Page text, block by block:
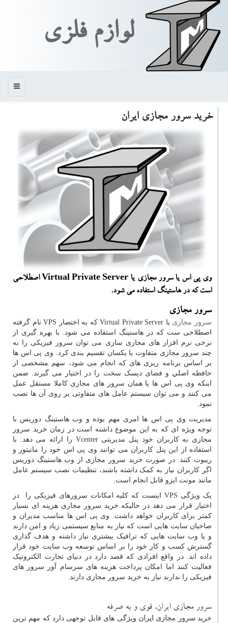
لوازم فلزی
منو
خرید سرور مجازی ایران
وی پی اس یا سرور مجازی یا Virtual Private Server اصطلاحی
است كه در هاستینگ استفاده می شود.
سرور مجازی
سرور مجازی یا Virtual Private Serverکه به اختصار VPSنام گرفته
اصطلاحی ست که در هاستینگ استفاده می شود. با بهره گیری از
برخی نرم افزار های مجازی سازی می توان سرور فیزیکی را به
چند سرور مجازی متفاوت یا یکسان تقسیم بندی کرد. وی پی اس ها
بر اساس برنامه ریزی های که انجام می شود، سهم مشخصی از
حافظه اصلي و فضای ديسک سخت را در اختیار می گیرند. ضمن
اینکه وی پی اس ها یا همان سرور های مجازی کاملا مستقل عمل
می کنند و می توان سیستم عامل های متفاوتی بر روی آن ها نصب
نمود.
مدیریت وی پی اس ها امری مهم بوده و وب هاستینگ دوریس با
توجه ویژه ای که به این موضوع داشته است در زمان خرید سرور
مجازی به کاربران خود پنل مدیریتیVcenter را ارائه می دهد. با
استفاده از این پنل کاربران می توانند وی پی اس خود را مانیتور و
ریبوت کنند. در صورت خرید سرور مجازی از وب هاستینگ دوریس
اگر کاربران نیاز به کمک داشته باشند، تنظیمات نصب سیستم عامل
مانند مونت ایزو قابل انجام است.
یک ویژگی VPS اینست که کلیه امکانات سرورهای فیزیکی را در
اختیار قرار می دهد در حالیکه خرید سرور مجازی هزینه ای بسیار
کمتر برای کاربران خواهد داشت. وی پی اس ها مناسب مدیران و
صاحبان سایت هایی است که نیاز به منابع سیستمی زیاد و امن دارند
و یا وب سایت هایی که ترافیک بیشتری نیاز داشته و هدف گذاری
گسترش کسب و کار خود را بر اساس توسعه وب سایت خود قرار
داده اند. در واقع افرادی که قصد دارد در دنیای تجارت الکترونیک
فعالیت کنند اما امکان پرداخت هزینه های سرسام آور سرور های
فیزیکی را ندارند نیاز به خرید سرور مجازی دارند.
سرور مجازی ایران، قوی و به صرفه
خرید سرور مجازی ایران ویژگی های قابل توجهی دارد که مهم ترین